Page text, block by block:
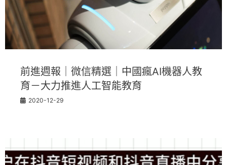
前進週報｜微信精選｜中國瘋AI機器人教
育－大力推進人工智能教育
2020-12-29